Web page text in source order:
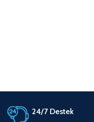
24/7 Destek